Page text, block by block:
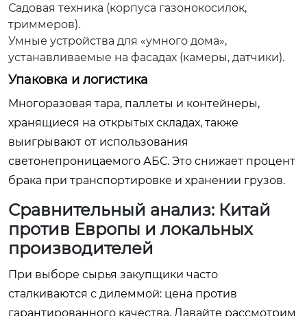
Садовая техника (корпуса газонокосилок,
триммеров).
Умные устройства для «умного дома»,
устанавливаемые на фасадах (камеры, датчики).
Упаковка и логистика
Многоразовая тара, паллеты и контейнеры,
хранящиеся на открытых складах, также
выигрывают от использования
светонепроницаемого АБС. Это снижает процент
брака при транспортировке и хранении грузов.
Сравнительный анализ: Китай
против Европы и локальных
производителей
При выборе сырья закупщики часто
сталкиваются с дилеммой: цена против
гарантированного качества. Давайте рассмотрим